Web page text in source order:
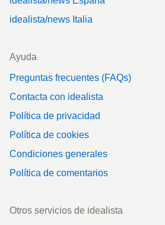
idealista/news Italia
Ayuda
Preguntas frecuentes (FAQs)
Contacta con idealista
Política de privacidad
Política de cookies
Condiciones generales
Política de comentarios
Otros servicios de idealista